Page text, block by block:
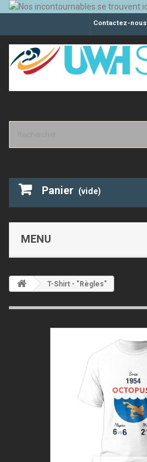
Contactez-nous
Panier (vide)
MENU
T-Shirt - "Règles"